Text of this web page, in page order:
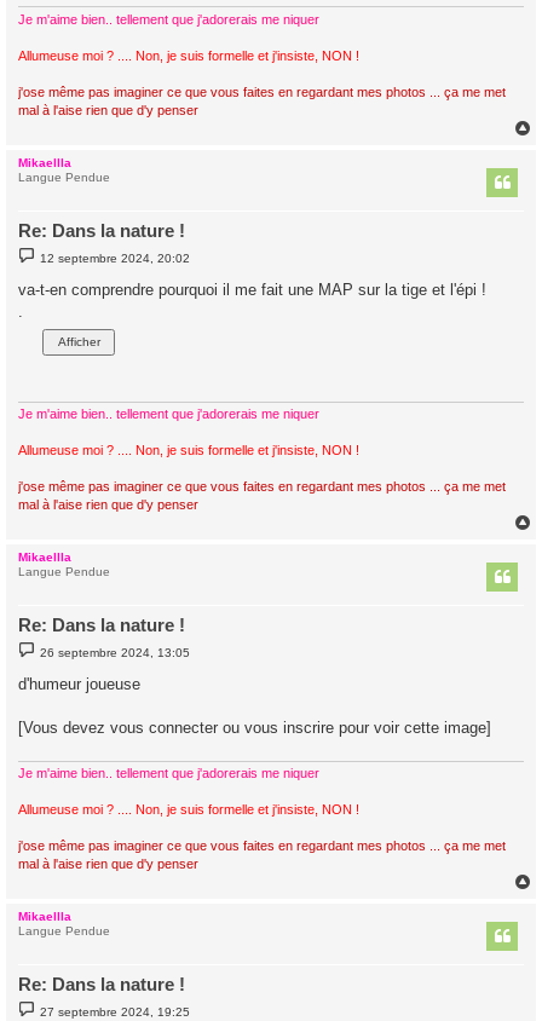
Je m'aime bien.. tellement que j'adorerais me niquer
Allumeuse moi ? .... Non, je suis formelle et j'insiste, NON !
j'ose même pas imaginer ce que vous faites en regardant mes photos ... ça me met
mal à l'aise rien que d'y penser
Mikaellla
Langue Pendue
Re: Dans la nature !
M
e
s
12 septembre 2024, 20:02
va-t-en comprendre pourquoi il me fait une MAP sur la tige et l'épi !
.
Je m'aime bien.. tellement que j'adorerais me niquer
Allumeuse moi ? .... Non, je suis formelle et j'insiste, NON !
j'ose même pas imaginer ce que vous faites en regardant mes photos ... ça me met
mal à l'aise rien que d'y penser
Mikaellla
Langue Pendue
Re: Dans la nature !
M
e
s
e
26 septembre 2024, 13:05
d'humeur joueuse
[Vous devez vous connecter ou vous inscrire pour voir cette image]
Je m'aime bien.. tellement que j'adorerais me niquer
Allumeuse moi ? .... Non, je suis formelle et j'insiste, NON !
j'ose même pas imaginer ce que vous faites en regardant mes photos ... ça me met
mal à l'aise rien que d'y penser
Mikaellla
Langue Pendue
Re: Dans la nature !
M27 septembre 2024, 19:25